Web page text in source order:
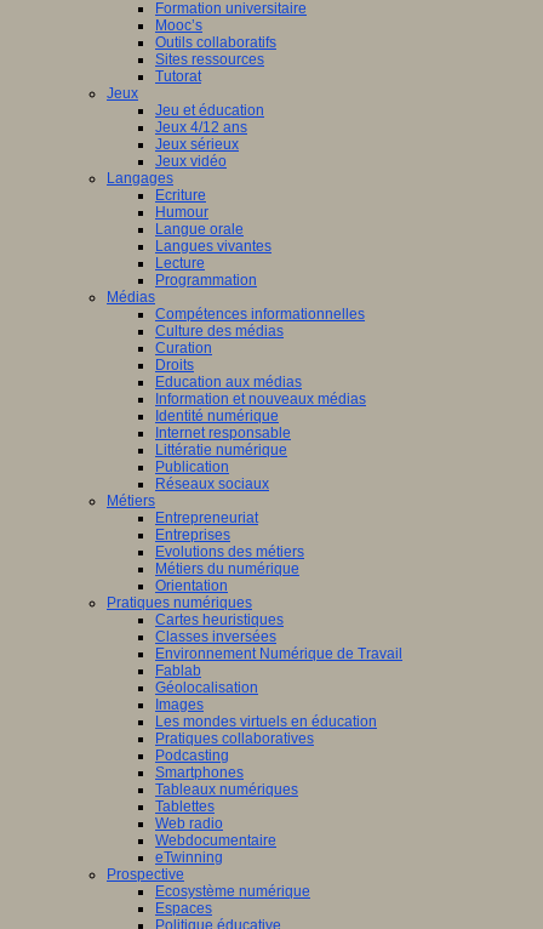
Formation universitaire
Mooc’s
Outils collaboratifs
Sites ressources
Tutorat
Jeux
Jeu et éducation
Jeux 4/12 ans
Jeux sérieux
Jeux vidéo
Langages
Ecriture
Humour
Langue orale
Langues vivantes
Lecture
Programmation
Médias
Compétences informationnelles
Culture des médias
Curation
Droits
Education aux médias
Information et nouveaux médias
Identité numérique
Internet responsable
Littératie numérique
Publication
Réseaux sociaux
Métiers
Entrepreneuriat
Entreprises
Evolutions des métiers
Métiers du numérique
Orientation
Pratiques numériques
Cartes heuristiques
Classes inversées
Environnement Numérique de Travail
Fablab
Géolocalisation
Images
Les mondes virtuels en éducation
Pratiques collaboratives
Podcasting
Smartphones
Tableaux numériques
Tablettes
Web radio
Webdocumentaire
eTwinning
Prospective
Ecosystème numérique
Espaces
Politique éducative